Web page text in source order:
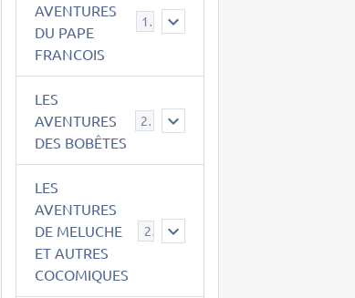
AVENTURES
DU PAPE
FRANCOIS
15
LES
AVENTURES
DES BOBÊTES
23
LES
AVENTURES
DE MELUCHE
ET AUTRES
COCOMIQUES
22